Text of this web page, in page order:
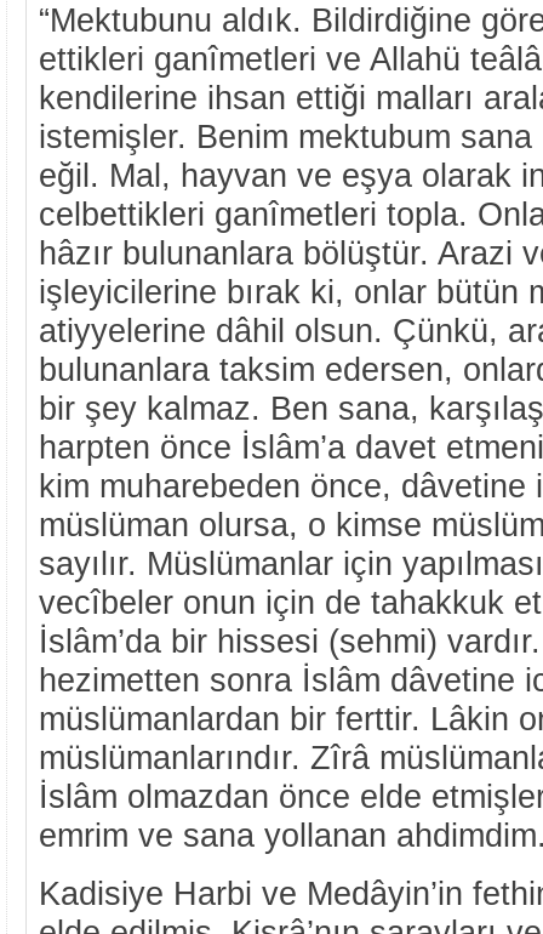
“Mektubunu aldık. Bildirdiğine
ettikleri ganîmetleri ve Allahü
kendilerine ihsan ettiği malları
istemişler. Benim mektubum sana
eğil. Mal, hayvan ve eşya olarak
celbettikleri ganîmetleri topla.
hâzır bulunanlara bölüştür. Arazi
işleyicilerine bırak ki, onlar bütün
atiyyelerine dâhil olsun. Çünkü,
bulunanlara taksim edersen,
bir şey kalmaz. Ben sana,
harpten önce İslâm’a davet
kim muharebeden önce, dâvetine
müslüman olursa, o kimse
sayılır. Müslümanlar için
vecîbeler onun için de tahakkuk
İslâm’da bir hissesi (sehmi)
hezimetten sonra İslâm dâvetine
müslümanlardan bir ferttir. Lâkin
müslümanlarındır. Zîrâ
İslâm olmazdan önce elde
emrim ve sana yollanan
Kadisiye Harbi ve Medâyin’in